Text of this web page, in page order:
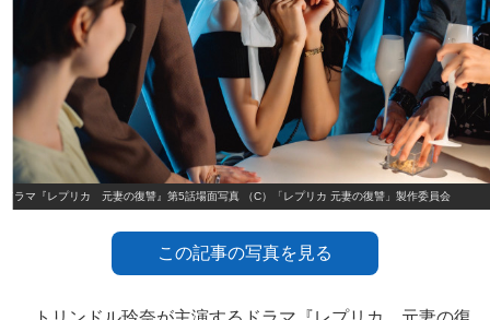
ドラマ『レプリカ 元妻の復讐』第5話場面写真 （C）「レプリカ 元妻の復讐」製作委員会
この記事の写真を見る